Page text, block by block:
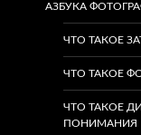
АЗБУКА
ЧТО ТАКОЕ
ЧТО ТАКОЕ
ЧТО ТАКОЕ
ПОНИМАНИЯ